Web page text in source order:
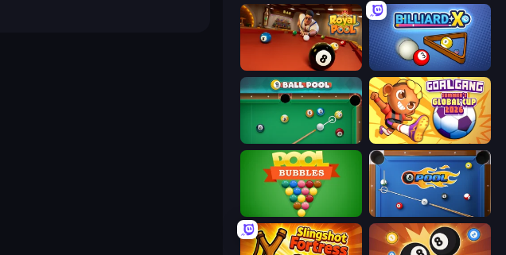
BilliardX
9 Ball Pool Goal Gang
Pool Bubbles 8 Ball Pool